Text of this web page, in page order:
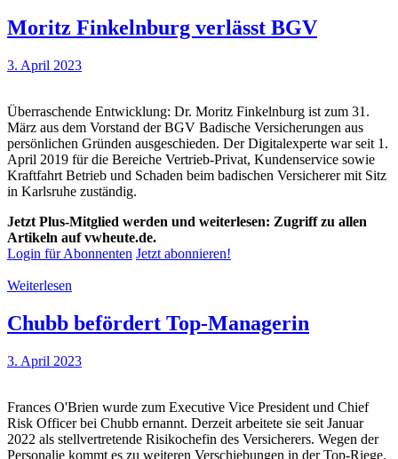
Moritz Finkelnburg verlässt BGV
3. April 2023
Überraschende Entwicklung: Dr. Moritz Finkelnburg ist zum 31.
März aus dem Vorstand der BGV Badische Versicherungen aus
persönlichen Gründen ausgeschieden. Der Digitalexperte war seit 1.
April 2019 für die Bereiche Vertrieb-Privat, Kundenservice sowie
Kraftfahrt Betrieb und Schaden beim badischen Versicherer mit Sitz
in Karlsruhe zuständig.
Jetzt Plus-Mitglied werden und weiterlesen: Zugriff zu allen
Artikeln auf vwheute.de.
Login für Abonnenten Jetzt abonnieren!
Weiterlesen
Chubb befördert Top-Managerin
3. April 2023
Frances O'Brien wurde zum Executive Vice President und Chief
Risk Officer bei Chubb ernannt. Derzeit arbeitete sie seit Januar
2022 als stellvertretende Risikochefin des Versicherers. Wegen der
Personalie kommt es zu weiteren Verschiebungen in der Top-Riege.